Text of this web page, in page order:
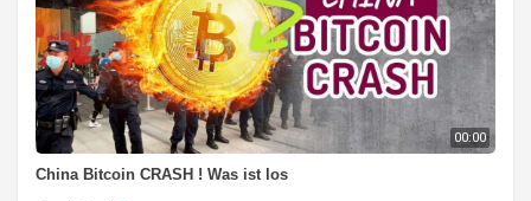
00:00
China Bitcoin CRASH ! Was ist los